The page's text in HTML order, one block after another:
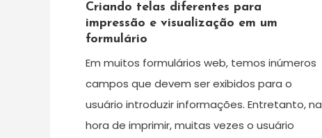
Criando telas diferentes para
impressão e visualização em um
formulário
Em muitos formulários web, temos inúmeros
campos que devem ser exibidos para o
usuário introduzir informações. Entretanto, na
hora de imprimir, muitas vezes o usuário